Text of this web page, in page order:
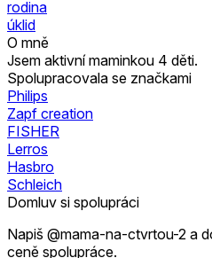
rodina
úklid
O mně
Jsem aktivní maminkou 4 děti.
Spolupracovala se značkami
Philips
Zapf creation
FISHER
Lerros
Hasbro
Schleich
Domluv si spolupráci
Napiš @mama-na-ctvrtou-2 a
ceně spolupráce.